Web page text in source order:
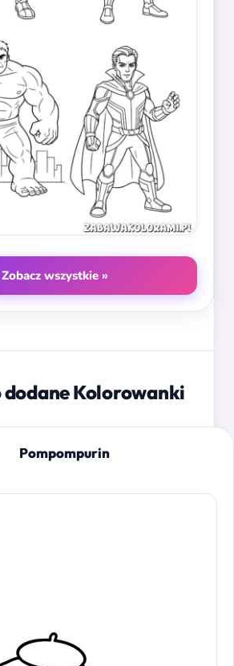
Zobacz wszystkie »
Kolorowanki
Pompompurin